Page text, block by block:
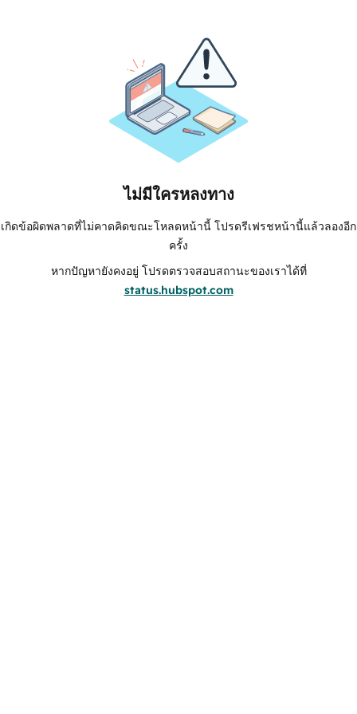
ไม่มีใครหลงทาง
เกิดข้อผิดพลาดที่ไม่คาดคิดขณะโหลดหน้านี้ โปรดรีเฟรชหน้านี้แล้วลองอีก
ครั้ง
หากปัญหายังคงอยู่ โปรดตรวจสอบสถานะของเราได้ที่
status.hubspot.com